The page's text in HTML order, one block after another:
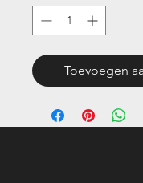
Toevoegen